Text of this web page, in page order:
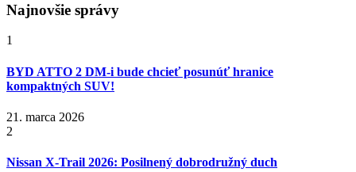
Najnovšie správy
1
BYD ATTO 2 DM-i bude chcieť posunúť hranice
kompaktných SUV!
21. marca 2026
2
Nissan X‑Trail 2026: Posilnený dobrodružný duch